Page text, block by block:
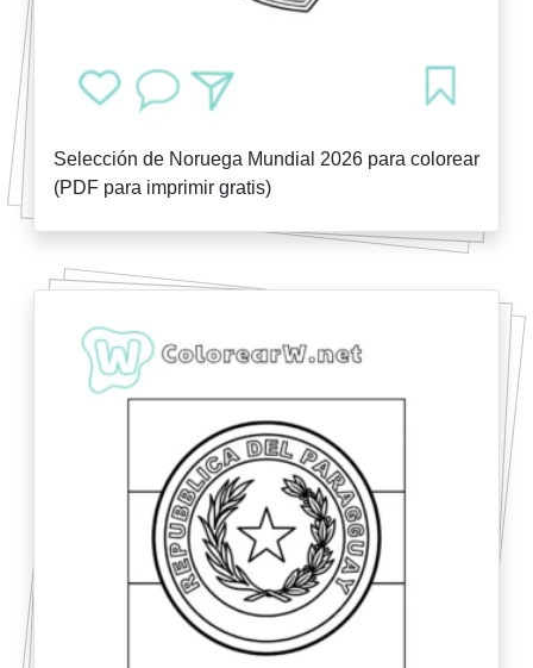
Selección de Noruega Mundial 2026 para colorear
(PDF para imprimir gratis)